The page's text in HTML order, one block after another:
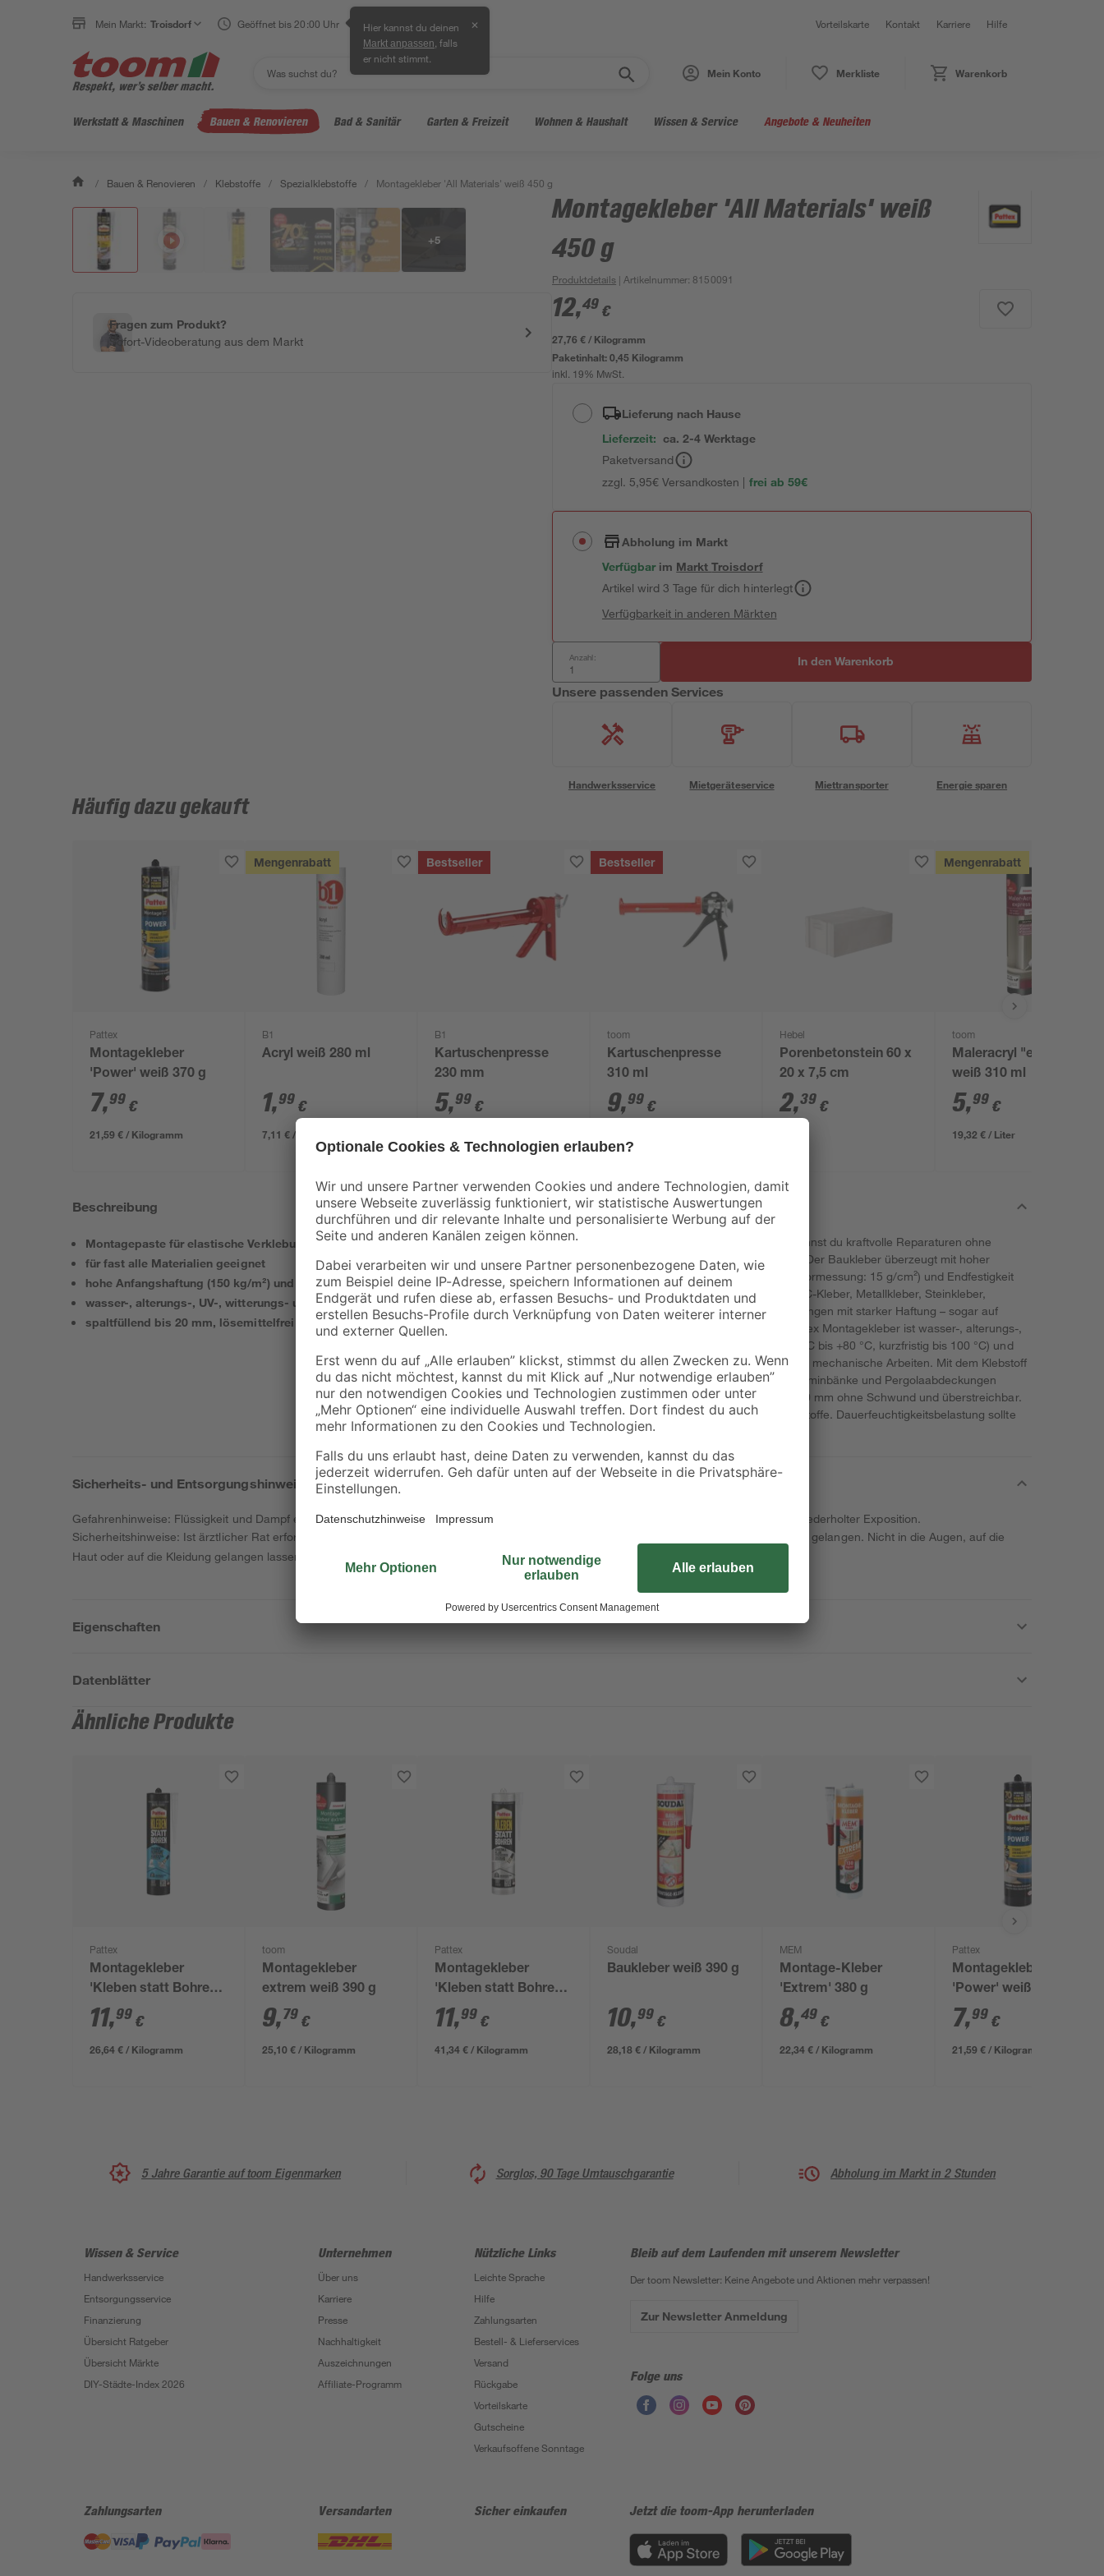
Mein Markt: Troisdorf Geöffnet bis 20:00 Uhr Hier kannst du deinen
Markt anpassen , falls
er nicht stimmt.
✕ Vorteilskarte Kontakt Karriere Hilfe
Mein Konto Merkliste Warenkorb
Werkstatt & Maschinen Bauen & Renovieren Bad & Sanitär Garten & Freizeit Wohnen & Haushalt Wissen & Service Angebote & Neuheiten
/ Bauen & Renovieren / Klebstoffe / Spezialklebstoffe / Montagekleber 'All Materials' weiß 450 g
+5
Fragen zum Produkt?
Sofort-Videoberatung aus dem Markt
Montagekleber 'All Materials' weiß
450 g
Produktdetails | Artikelnummer: 8150091
12,49 €
27,76 € / Kilogramm
Paketinhalt:0,45 Kilogramm
inkl. 19% MwSt.
Lieferung nach Hause
Lieferzeit: ca. 2-4 Werktage
Paketversand
zzgl. 5,95€ Versandkosten | frei ab 59€
Abholung im Markt
Verfügbar im MarktTroisdorf
Artikel wird 3 Tage für dich hinterlegt
Verfügbarkeit in anderen Märkten
Anzahl: In den Warenkorb
Unsere passenden Services
Handwerksservice Mietgeräteservice Miettransporter Energie sparen
Häufig dazu gekauft
Pattex
Montagekleber
'Power' weiß 370 g
7,99 €
21,59 € / Kilogramm
Mengenrabatt
B1
Acryl weiß 280 ml
1,99 €
7,11 € / Liter
Bestseller
B1
Kartuschenpresse
230 mm
5,99 €
Bestseller
toom
Kartuschenpresse
310 ml
9,99 €
Hebel
Porenbetonstein 60 x
20 x 7,5 cm
2,39 €
Mengenrabatt
toom
Maleracryl "express"
weiß 310 ml
5,99 €
19,32 € / Liter
Beschreibung
Montagepaste für elastische Verklebungen mit starker Haftung
für fast alle Materialien geeignet
hohe Anfangshaftung (150 kg/m²) und Endfestigkeit
wasser-, alterungs-, UV-, witterungs- und temperaturbeständig
spaltfüllend bis 20 mm, lösemittelfrei und überstreichbar
Mit dem Pattex 'All Materials' Montagekleber kannst du kraftvolle Reparaturen ohne
lästiges Schrauben oder Schweißen umsetzen. Der Baukleber überzeugt mit hoher
Anfangshaftung (150 kg/m², Henkel-Interne Labormessung: 15 g/cm²) und Endfestigkeit
auf fast allen Materialien und erzielt z. B. als PVC-Kleber, Metallkleber, Steinkleber,
Holzkleber und Plastikkleber elastische Verklebungen mit starker Haftung – sogar auf
feuchten Untergründen und Naturstein. Der Pattex Montagekleber ist wasser-, alterungs-,
UV-, witterungs- und temperaturbeständig (-30 °C bis +80 °C, kurzfristig bis 100 °C) und
ersetzt als Montagekleber außen und innen viele mechanische Arbeiten. Mit dem Klebstoff
kannst du Regenrinnen, Metallabdeckungen, Kaminbänke und Pergolaabdeckungen
anbringen. Er ist lösemittelfrei, spaltfüllend bis 20 mm ohne Schwund und überstreichbar.
Nicht geeignet für PE, PP, PTFE und Acrylkunststoffe. Dauerfeuchtigkeitsbelastung sollte
ausgeschlossen werden.
Sicherheits- und Entsorgungshinweise
Gefahrenhinweise: Flüssigkeit und Dampf entzündbar. Gesundheitsschädlich bei Einatmen. Kann die Organe schädigen bei längerer oder wiederholter Exposition.
Sicherheitshinweise: Ist ärztlicher Rat erforderlich, Verpackung oder Kennzeichnungsetikett bereithalten. Darf nicht in die Hände von Kindern gelangen. Nicht in die Augen, auf die
Haut oder auf die Kleidung gelangen lassen.
Eigenschaften
Datenblätter
Ähnliche Produkte
Pattex
Montagekleber
'Kleben statt Bohren'
weiß 450 g
11,99 €
26,64 € / Kilogramm
toom
Montagekleber
extrem weiß 390 g
9,79 €
25,10 € / Kilogramm
Pattex
Montagekleber
'Kleben statt Bohren
Kristallklar'
transparent 290 g
11,99 €
41,34 € / Kilogramm
Soudal
Baukleber weiß 390 g
10,99 €
28,18 € / Kilogramm
MEM
Montage-Kleber
'Extrem' 380 g
8,49 €
22,34 € / Kilogramm
Pattex
Montagekleber
'Power' weiß 370 g
7,99 €
21,59 € / Kilogramm
5 Jahre Garantie auf toom Eigenmarken Sorglos, 90 Tage Umtauschgarantie Abholung im Markt in 2 Stunden
Wissen & Service
Handwerksservice
Entsorgungsservice
Finanzierung
Übersicht Ratgeber
Übersicht Märkte
DIY-Städte-Index 2026
Unternehmen
Über uns
Karriere
Presse
Nachhaltigkeit
Auszeichnungen
Affiliate-Programm
Nützliche Links
Leichte Sprache
Hilfe
Zahlungsarten
Bestell- & Lieferservices
Versand
Rückgabe
Vorteilskarte
Gutscheine
Verkaufsoffene Sonntage
Bleib auf dem Laufenden mit unserem Newsletter
Der toom Newsletter: Keine Angebote und Aktionen mehr verpassen!
Zur Newsletter Anmeldung
Folge uns
Zahlungsarten Versandarten Sicher einkaufen Jetzt die toom-App herunterladen